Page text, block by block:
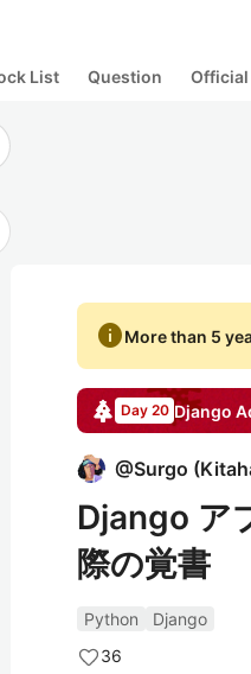
List Question Official
infoMore than 5
Day 20 Django
@Surgo (
Django ア
際の覚書
Python
Django
36